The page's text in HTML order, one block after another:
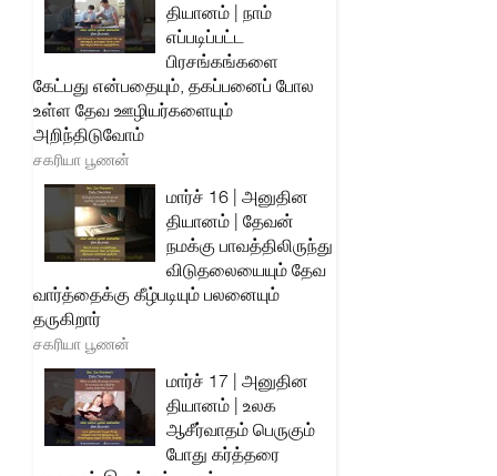
தியானம் | நாம்
எப்படிப்பட்ட
பிரசங்கங்களை
கேட்பது என்பதையும், தகப்பனைப் போல
உள்ள தேவ ஊழியர்களையும்
அறிந்திடுவோம்
சகரியா பூணன்
மார்ச் 16 | அனுதின
தியானம் | தேவன்
நமக்கு பாவத்திலிருந்து
விடுதலையையும் தேவ
வார்த்தைக்கு கீழ்படியும் பலனையும்
தருகிறார்
சகரியா பூணன்
மார்ச் 17 | அனுதின
தியானம் | உலக
ஆசீர்வாதம் பெருகும்
போது கர்த்தரை